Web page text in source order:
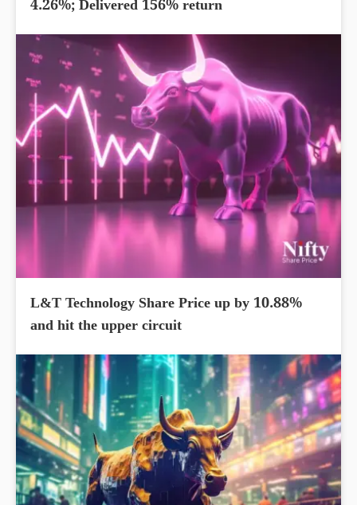
4.26%; Delivered 156% return
L&T Technology Share Price up by 10.88%
and hit the upper circuit